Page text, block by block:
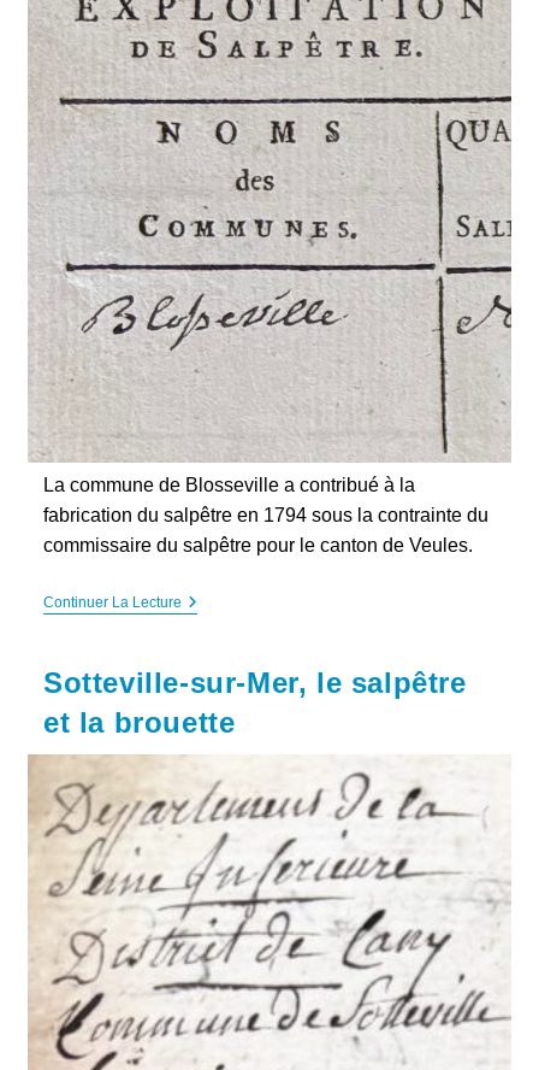
La commune de Blosseville a contribué à la
fabrication du salpêtre en 1794 sous la contrainte du
commissaire du salpêtre pour le canton de Veules.
Continuer La LectureBlosseville,
Contraintes
Sotteville-sur-Mer, le salpêtre
et la brouette